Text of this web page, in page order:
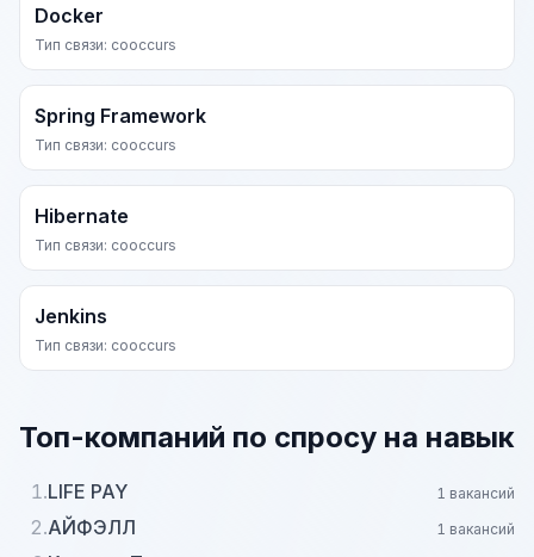
Docker
Тип связи: cooccurs
Spring Framework
Тип связи: cooccurs
Hibernate
Тип связи: cooccurs
Jenkins
Тип связи: cooccurs
Топ-компаний по спросу на навык
1.LIFE PAY 1 вакансий
2.АЙФЭЛЛ 1 вакансий